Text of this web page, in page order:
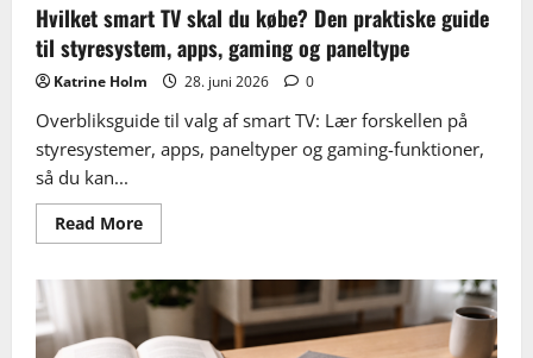
Hvilket smart TV skal du købe? Den praktiske guide
til styresystem, apps, gaming og paneltype
Katrine Holm 28. juni 2026 0
Overbliksguide til valg af smart TV: Lær forskellen på
styresystemer, apps, paneltyper og gaming-funktioner,
så du kan...
Read MoreRead
more
smart
TV
skal
du